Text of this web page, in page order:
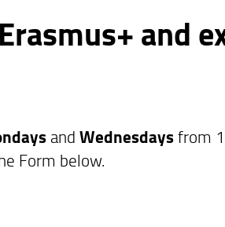
and
andWednesdaysfrom
Form below.